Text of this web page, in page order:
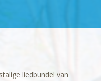
liedbundel van